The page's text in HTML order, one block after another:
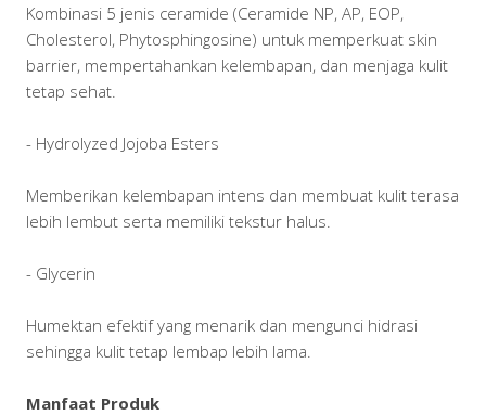
Kombinasi 5 jenis ceramide (Ceramide NP, AP, EOP,
Cholesterol, Phytosphingosine) untuk memperkuat skin
barrier, mempertahankan kelembapan, dan menjaga kulit
tetap sehat.
- Hydrolyzed Jojoba Esters
Memberikan kelembapan intens dan membuat kulit terasa
lebih lembut serta memiliki tekstur halus.
- Glycerin
Humektan efektif yang menarik dan mengunci hidrasi
sehingga kulit tetap lembap lebih lama.
Manfaat Produk